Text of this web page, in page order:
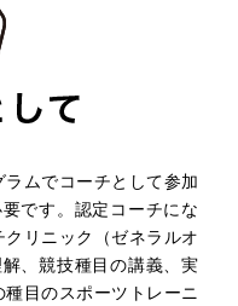
ムでコーチとして参加
です。認定コーチにな
リニック（ゼネラルオ
、競技種目の講義、実
目のスポーツトレーニ